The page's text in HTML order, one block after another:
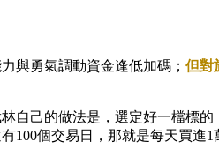
與勇氣調動資金逢低加碼； 但對
自己的做法是，選定好一檔標
100個交易日，那就是每天買